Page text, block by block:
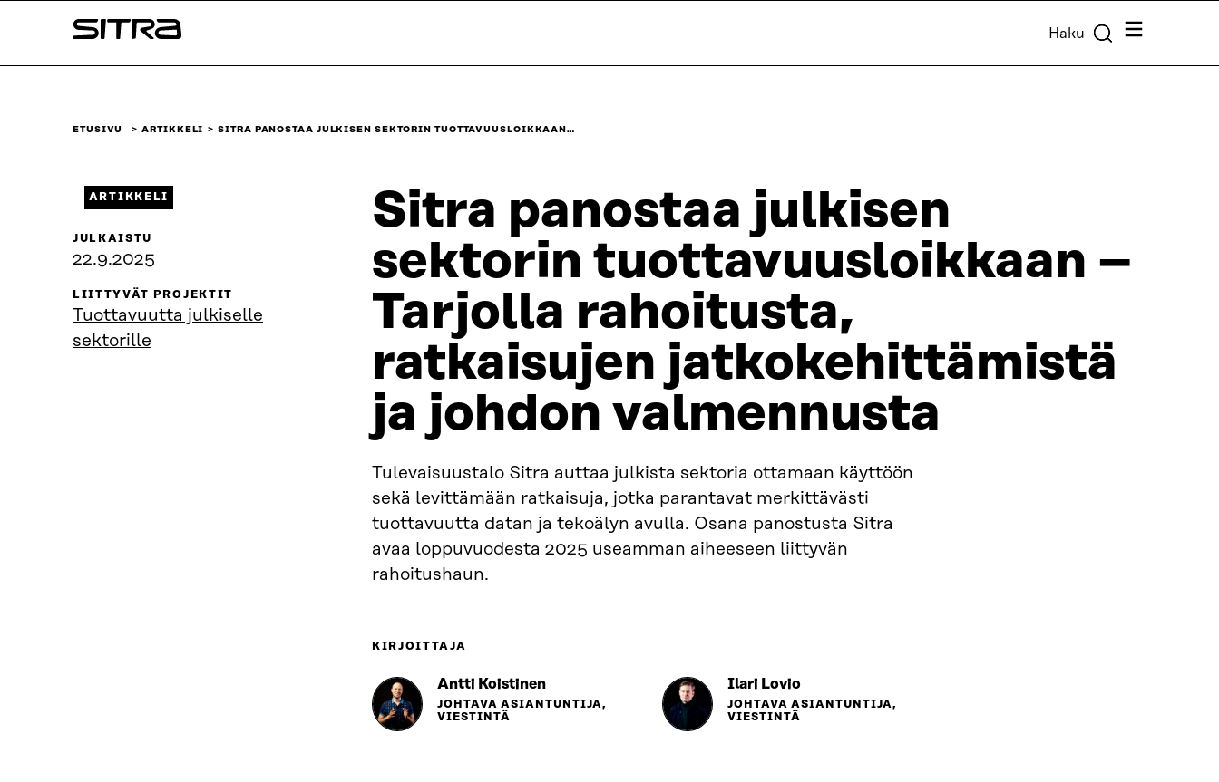
sisältöön
Sitra Haku Valikko
ETUSIVU ARTIKKELI SITRA PANOSTAA JULKISEN SEKTORIN TUOTTAVUUSLOIKKAAN…
Sitra panostaa julkisen
sektorin tuottavuusloikkaan –
Tarjolla rahoitusta,
ratkaisujen jatkokehittämistä
ja johdon valmennusta
Tulevaisuustalo Sitra auttaa julkista sektoria ottamaan käyttöön
sekä levittämään ratkaisuja, jotka parantavat merkittävästi
tuottavuutta datan ja tekoälyn avulla. Osana panostusta Sitra
avaa loppuvuodesta 2025 useamman aiheeseen liittyvän
rahoitushaun.
KIRJOITTAJA
Antti Koistinen
JOHTAVA ASIANTUNTIJA,
VIESTINTÄ
Ilari Lovio
JOHTAVA ASIANTUNTIJA,
VIESTINTÄ
ARTIKKELI
JULKAISTU
22.9.2025
LIITTYVÄT PROJEKTIT
Tuottavuutta julkiselle
sektorille